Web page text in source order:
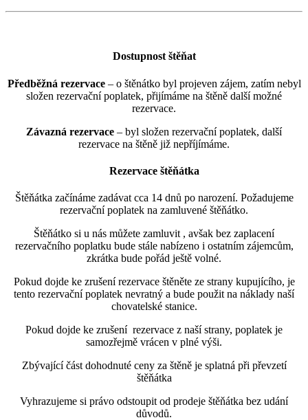
Dostupnost štěňat
Předběžná rezervace– o štěnátko byl projeven zájem, zatím nebyl
složen rezervační poplatek, přijímáme na štěně další možné
rezervace.
Závazná rezervace – byl složen rezervační poplatek, další
rezervace na štěně již nepříjímáme.
Rezervace štěňátka
Štěňátka začínáme zadávat cca 14 dnů po narození. Požadujeme
rezervační poplatek na zamluvené štěňátko.
Štěňátko si u nás můžete zamluvit , avšak bez zaplacení
rezervačního poplatku bude stále nabízeno i ostatním zájemcům,
zkrátka bude pořád ještě volné.
Pokud dojde ke zrušení rezervace štěněte ze strany kupujícího, je
tento rezervační poplatek nevratný a bude použit na náklady naší
chovatelské stanice.
Pokud dojde ke zrušení rezervace z naší strany, poplatek je
samozřejmě vrácen v plné výši.
Zbývající část dohodnuté ceny za štěně je splatná při převzetí
štěňátka
Vyhrazujeme si právo odstoupit od prodeje štěňátka bez udání
důvodů.